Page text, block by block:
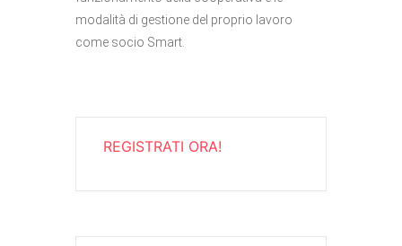
modalità di gestione del proprio lavoro
come socio Smart.
REGISTRATI ORA!